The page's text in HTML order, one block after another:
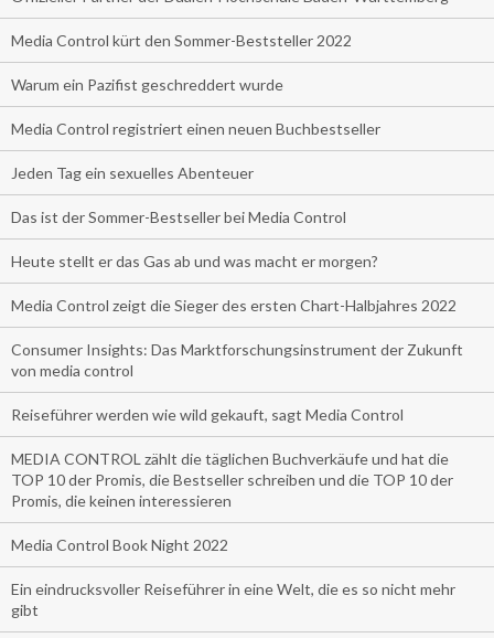
Media Control kürt den Sommer-Beststeller 2022
Warum ein Pazifist geschreddert wurde
Media Control registriert einen neuen Buchbestseller
Jeden Tag ein sexuelles Abenteuer
Das ist der Sommer-Bestseller bei Media Control
Heute stellt er das Gas ab und was macht er morgen?
Media Control zeigt die Sieger des ersten Chart-Halbjahres 2022
Consumer Insights: Das Marktforschungsinstrument der Zukunft
von media control
Reiseführer werden wie wild gekauft, sagt Media Control
MEDIA CONTROL zählt die täglichen Buchverkäufe und hat die
TOP 10 der Promis, die Bestseller schreiben und die TOP 10 der
Promis, die keinen interessieren
Media Control Book Night 2022
Ein eindrucksvoller Reiseführer in eine Welt, die es so nicht mehr
gibt